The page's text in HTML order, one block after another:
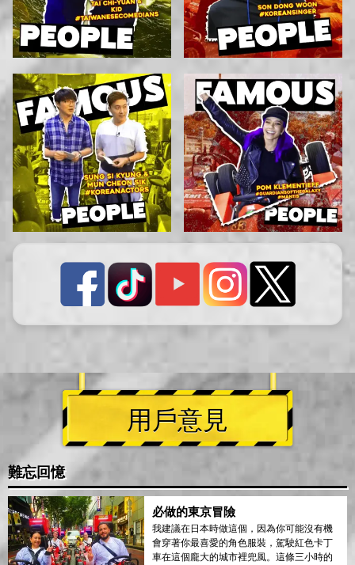
用戶意見
難忘回憶
必做的東京冒險
我建議在日本時做這個，因為你可能沒有機
會穿著你最喜愛的角色服裝，駕駛紅色卡丁
車在這個龐大的城市裡兜風。這條三小時的